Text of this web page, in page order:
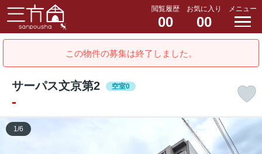
閲覧履歴
00
お気に入り
00
メニュー
この物件の募集は終了しました。
サーパス文京第2 空室0
-
1/6